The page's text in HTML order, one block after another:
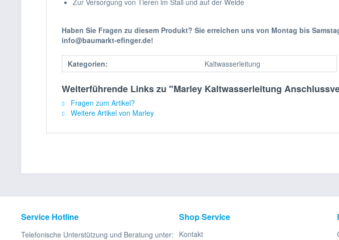
Zur Versorgung von Tieren im Stall und auf der Weide
Haben Sie Fragen zu diesem Produkt? Sie erreichen uns von Montag bis
info@baumarkt-efinger.de!
Kategorien: Kaltwasserleitung
Weiterführende Links zu "Marley Kaltwasserleitung
Fragen zum Artikel?
Weitere Artikel von Marley
Service Hotline
Telefonische Unterstützung und Beratung unter:
Shop Service
Kontakt